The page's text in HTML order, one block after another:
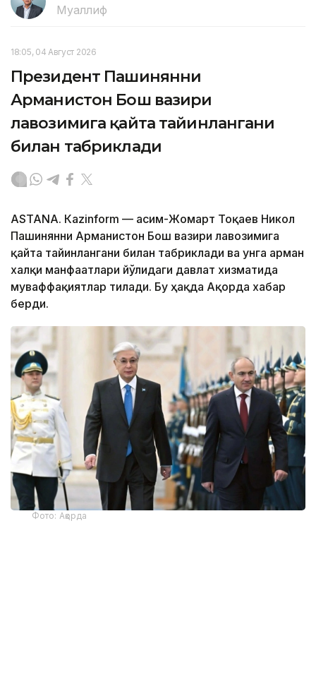
Муаллиф
18:05, 04 Август 2026
Президент Пашинянни
Арманистон Бош вазири
лавозимига қайта тайинлангани
билан табриклади
ASTANА. Кazinform — Қасим-Жомарт Тоқаев Никол
Пашинянни Арманистон Бош вазири лавозимига
қайта тайинлангани билан табриклади ва унга арман
халқи манфаатлари йўлидаги давлат хизматида
муваффақиятлар тилади. Бу ҳақда Ақорда хабар
берди.
Фото: Ақорда